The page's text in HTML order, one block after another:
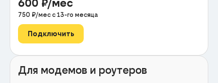
600 ₽/мес
750 ₽/мес с 13-го месяца
Подключить
Для модемов и роутеров